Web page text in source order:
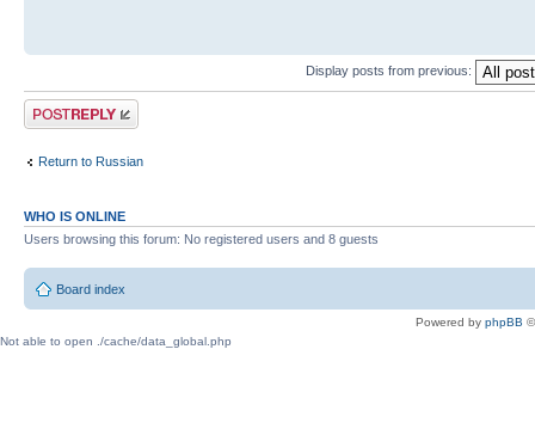
Display posts from previous:
Post a reply
Return to Russian
WHO IS ONLINE
Users browsing this forum: No registered users and 8 guests
Board index
Powered by phpBB
Not able to open ./cache/data_global.php